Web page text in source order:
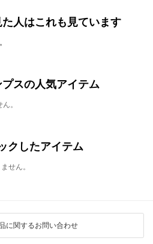
人はこれも見ています
スの人気アイテム
。
クしたアイテム
せん。
に関するお問い合わせ